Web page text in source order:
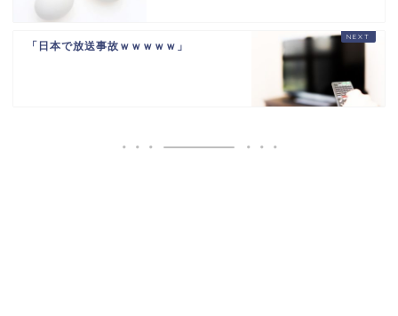
765471651721971844
「日本で放送事故ｗｗｗｗｗ」